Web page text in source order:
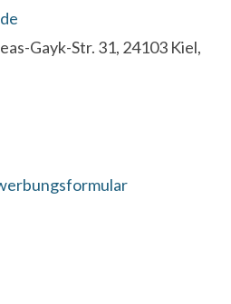
Gayk-Str. 31, 24103 Kiel,